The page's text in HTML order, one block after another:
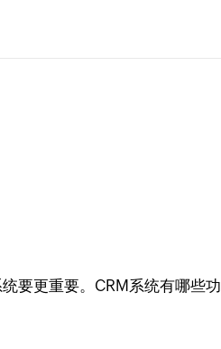
要更重要。CRM系统有哪些